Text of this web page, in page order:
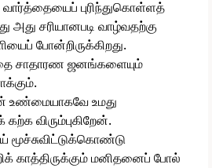
புரிந்துகொள்ளத்
அது சரியானபடி வாழ்வதற்கு
போன்றிருக்கிறது.
சாதாரண ஜனங்களையும்
உண்மையாகவே உமது
விரும்புகிறேன்.
மூச்சுவிட்டுக்கொண்டு
காத்திருக்கும் மனிதனைப் போல்